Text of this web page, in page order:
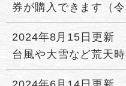
券が購入できます（
2024年8月15日更新
台風や大雪など荒天